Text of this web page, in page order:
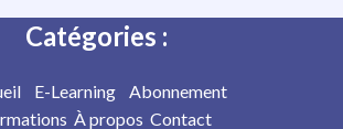
Catégories :
E-Learning
Abonnement
À propos Contact